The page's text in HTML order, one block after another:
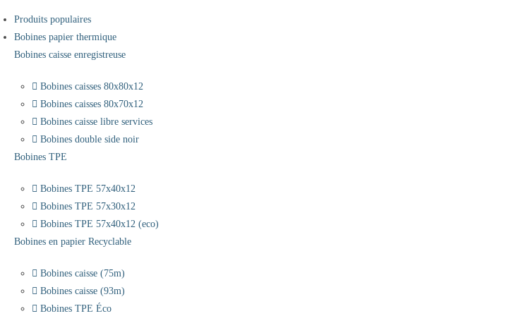
Produits populaires
Bobines papier thermique
Bobines caisse enregistreuse
Bobines caisses 80x80x12
Bobines caisses 80x70x12
Bobines caisse libre services
Bobines double side noir
Bobines TPE
Bobines TPE 57x40x12
Bobines TPE 57x30x12
Bobines TPE 57x40x12 (eco)
Bobines en papier Recyclable
Bobines caisse (75m)
Bobines caisse (93m)
Bobines TPE Éco